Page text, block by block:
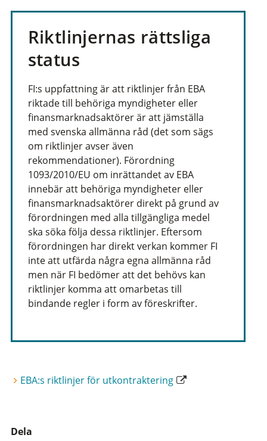
Riktlinjernas rättsliga
status
FI:s uppfattning är att riktlinjer från EBA
riktade till behöriga myndigheter eller
finansmarknadsaktörer är att jämställa
med svenska allmänna råd (det som sägs
om riktlinjer avser även
rekommendationer). Förordning
1093/2010/EU om inrättandet av EBA
innebär att behöriga myndigheter eller
finansmarknadsaktörer direkt på grund av
förordningen med alla tillgängliga medel
ska söka följa dessa riktlinjer. Eftersom
förordningen har direkt verkan kommer FI
inte att utfärda några egna allmänna råd
men när FI bedömer att det behövs kan
riktlinjer komma att omarbetas till
bindande regler i form av föreskrifter.
EBA:s riktlinjer för utkontraktering
Dela